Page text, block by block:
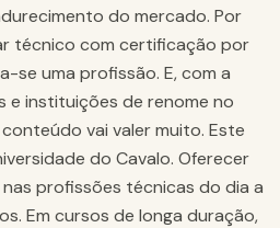
do mercado. Por
técnico com certificação por
se uma profissão. E, com a
e instituições de renome no
vai valer muito. Este
do Cavalo. Oferecer
profissões técnicas do dia a
Em cursos de longa duração,